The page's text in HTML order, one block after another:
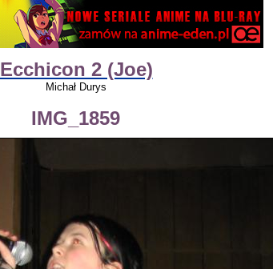
Ecchicon 2 (Joe)
Michał Durys
IMG_1859